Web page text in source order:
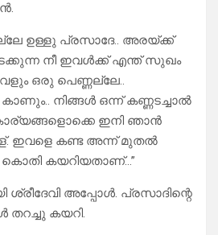
ഉള്ളു പ്രസാദേ.. അരയ്ക്ക്
നീ ഇവൾക്ക് എന്ത് സുഖം
ഒരു പെണ്ണല്ലേ..
നിങ്ങൾ ഒന്ന് കണ്ണടച്ചാൽ
ഇനി ഞാൻ
ഇവളെ കണ്ട അന്ന് മുതൽ
കൊതി കയറിയതാണ്…”
ശ്രീദേവി അപ്പോൾ. പ്രസാദിന്റെ
കയറി.